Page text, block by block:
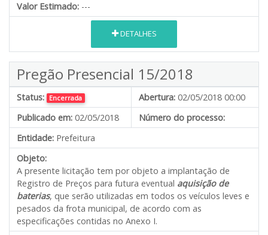
Valor Estimado: ---
DETALHES
Pregão Presencial 15/2018
Status: Encerrada Abertura: 02/05/2018 00:00
Publicado em: 02/05/2018
Número do processo:
Entidade: Prefeitura
Objeto:
A presente licitação tem por objeto a implantação de
Registro de Preços para futura eventual aquisição de
baterias, que serão utilizadas em todos os veículos leves e
pesados da frota municipal, de acordo com as
especificações contidas no Anexo I.